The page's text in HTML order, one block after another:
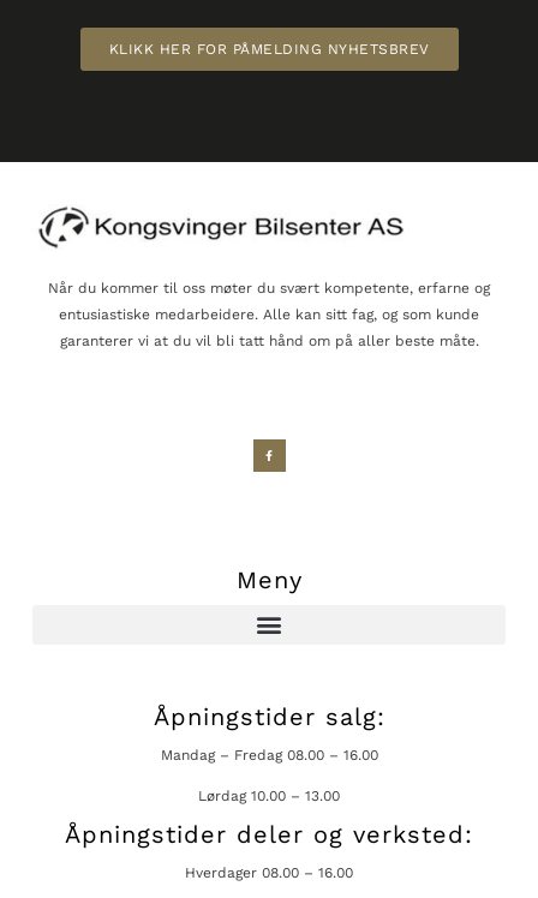
KLIKK HER FOR PÅMELDING NYHETSBREV
Når du kommer til oss møter du svært kompetente, erfarne og
entusiastiske medarbeidere. Alle kan sitt fag, og som kunde
garanterer vi at du vil bli tatt hånd om på aller beste måte.
Meny
Åpningstider salg:
Mandag – Fredag 08.00 – 16.00
Lørdag 10.00 – 13.00
Åpningstider deler og verksted:
Hverdager 08.00 – 16.00